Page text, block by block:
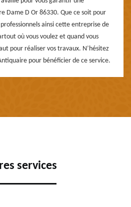
Dame D Or 86330. Que ce soit pour
ainsi cette entreprise de
où vous voulez et quand vous
pour réaliser vos travaux. N’hésitez
pour bénéficier de ce service.
services